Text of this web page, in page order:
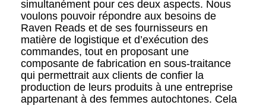
simultanément pour ces deux aspects. Nous
voulons pouvoir répondre aux besoins de
Raven Reads et de ses fournisseurs en
matière de logistique et d’exécution des
commandes, tout en proposant une
composante de fabrication en sous-traitance
qui permettrait aux clients de confier la
production de leurs produits à une entreprise
appartenant à des femmes autochtones. Cela